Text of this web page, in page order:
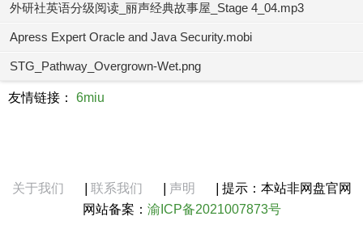
外研社英语分级阅读_丽声经典故事屋_Stage 4_04.mp3
Apress Expert Oracle and Java Security.mobi
STG_Pathway_Overgrown-Wet.png
友情链接： 6miu
关于我们 联系我们 声明
提示：本站非网盘官网
网站备案： 渝ICP备2021007873号